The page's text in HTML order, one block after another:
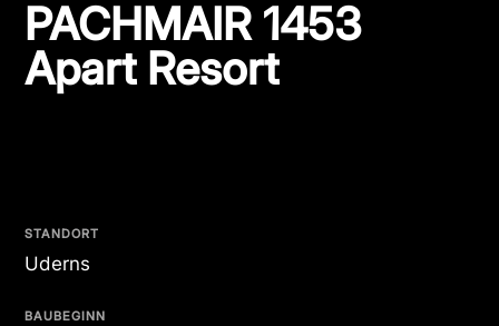
PACHMAIR 1453
Apart Resort
STANDORT
Uderns
BAUBEGINN